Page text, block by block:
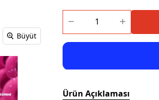
Büyüt
Ürün Açıklaması